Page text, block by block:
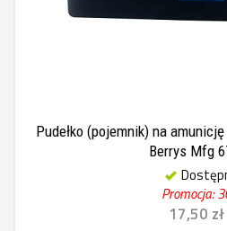
Pudełko (pojemnik) na
Berrys Mfg
Promocja:
17,50